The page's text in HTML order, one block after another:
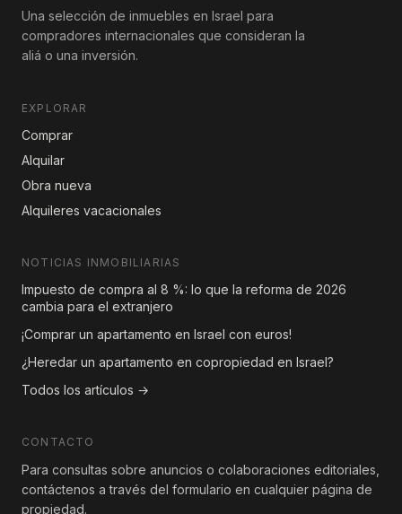
Una selección de inmuebles en Israel para
compradores internacionales que consideran la
aliá o una inversión.
EXPLORAR
Comprar
Alquilar
Obra nueva
Alquileres vacacionales
NOTICIAS INMOBILIARIAS
Impuesto de compra al 8 %: lo que la reforma de 2026
cambia para el extranjero
¡Comprar un apartamento en Israel con euros!
¿Heredar un apartamento en copropiedad en Israel?
Todos los artículos →
CONTACTO
Para consultas sobre anuncios o colaboraciones editoriales,
contáctenos a través del formulario en cualquier página de
propiedad.